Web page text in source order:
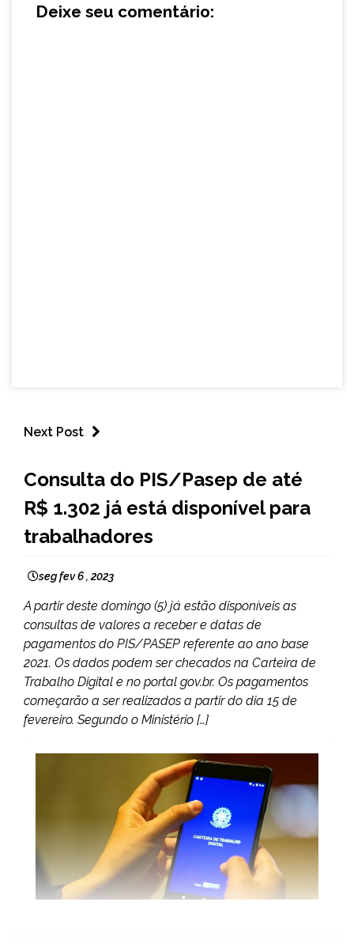
Deixe seu comentário:
Next Post
NOTÍCIAS
Consulta do PIS/Pasep de até
R$ 1.302 já está disponível para
trabalhadores
seg fev 6 , 2023
A partir deste domingo (5) já estão disponíveis as
consultas de valores a receber e datas de
pagamentos do PIS/PASEP referente ao ano base
2021. Os dados podem ser checados na Carteira de
Trabalho Digital e no portal gov.br. Os pagamentos
começarão a ser realizados a partir do dia 15 de
fevereiro. Segundo o Ministério […]